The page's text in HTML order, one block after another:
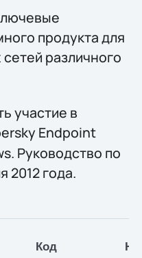
продукта для
различного
участие в
Endpoint
Руководство по
2012 года.
Код